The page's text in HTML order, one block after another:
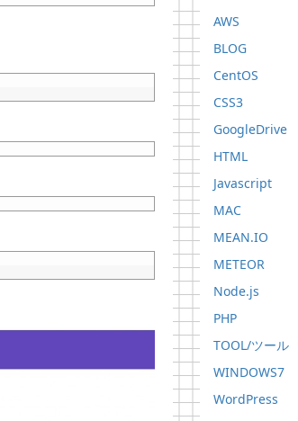
AWS
BLOG
CentOS
CSS3
GoogleDrive
HTML
Javascript
MAC
MEAN.IO
METEOR
Node.js
PHP
TOOL/ツール
WINDOWS7
WordPress